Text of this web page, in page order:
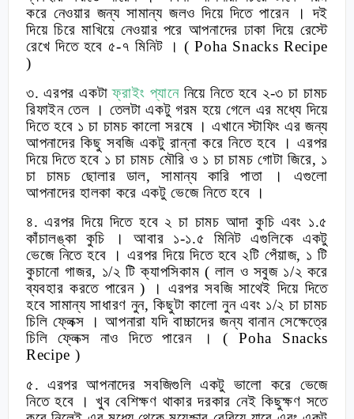
করে নেওয়ার জন্য সামান্য জলও দিয়ে দিতে পারেন । দই
দিয়ে চিরে মাখিয়ে নেওয়ার পরে আপনাদের ঢাকা দিয়ে রেস্টে
রেখে দিতে হবে ৫-৭ মিনিট । ( Poha Snacks Recipe
)
৩. এরপর একটাফ্রাইং প্যানেনিয়ে নিতে হবে ২-৩ চা চামচ
রিফাইন তেল । তেলটা একটু গরম হয়ে গেলে এর মধ্যে দিয়ে
দিতে হবে ১ চা চামচ কালো সরষে । এখানে স্টাফিং এর জন্য
আপনাদের কিছু সবজি একটু রান্না করে নিতে হবে । এরপর
দিয়ে দিতে হবে ১ চা চামচ মৌরি ও ১ চা চামচ গোটা জিরে, ১
চা চামচ ছোলার ডাল, সামান্য কারি পাতা । এগুলো
আপনাদের হালকা করে একটু ভেজে নিতে হবে ।
৪. এরপর দিয়ে দিতে হবে ২ চা চামচ আদা কুচি এবং ১.৫
কাঁচালঙ্কা কুচি । আবার ১-১.৫ মিনিট এগুলিকে একটু
ভেজে নিতে হবে । এরপর দিয়ে দিতে হবে ২টি পেঁয়াজ, ১ টি
কুচানো গাজর, ১/২ টি ক্যাপসিকাম ( লাল ও সবুজ ১/২ করে
ব্যবহার করতে পারেন ) । এরপর সবজি সাথেই দিয়ে দিতে
হবে সামান্য সাধারণ নুন,কিছুটা কালো নুন এবং ১/২ চা চামচ
চিলি ফ্লেক্স । আপনারা যদি বাচ্চাদের জন্য বানান সেক্ষেত্রে
চিলি ফ্লেক্স নাও দিতে পারেন ।( Poha Snacks
Recipe )
৫. এরপর আপনাদের সবজিগুলি একটু ভালো করে ভেজে
নিতে হবে । খুব বেশিক্ষণ থাকার দরকার নেই কিছুক্ষণ সতে